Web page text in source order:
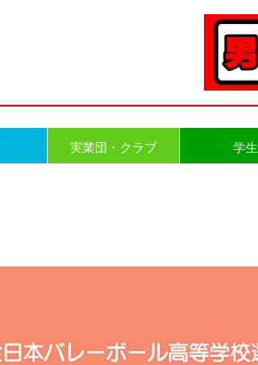
実業団・クラブ 学生